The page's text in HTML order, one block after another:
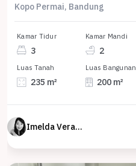
Kopo Permai, Bandung
Kamar Tidur
3
Kamar Mandi
2
Luas Tanah
235 m²
Luas Bangunan
200 m²
Imelda Veranika